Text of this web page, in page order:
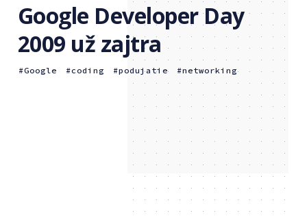
Google Developer Day
2009 už zajtra
Google coding podujatie networking